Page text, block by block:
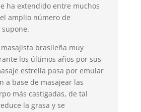
ha extendido entre muchos
amplio número de
brasileña muy
los últimos años por sus
estrella pasa por emular
a base de masajear las
más castigadas, de tal
la grasa y se